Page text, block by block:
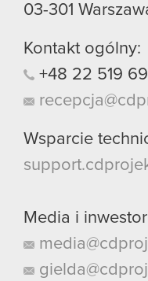
03-301
Kontakt ogólny:
+48 22 519 69
Wsparcie
Media i